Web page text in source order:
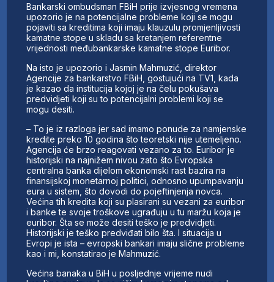
Bankarski ombudsman FBiH prije izvjesnog vremena
upozorio je na potencijalne probleme koji se mogu
pojaviti sa kreditima koji imaju klauzulu promjenljivosti
kamatne stope u skladu sa kretanjem referentne
vrijednosti međubankarske kamatne stope Euribor.
Na isto je upozorio i Jasmin Mahmuzić, direktor
Agencije za bankarstvo FBiH, gostujući na TV1, kada
je kazao da institucija kojoj je na čelu pokušava
predvidjeti koji su to potencijalni problemi koji se
mogu desiti.
– To je iz razloga jer sad imamo ponude za namjenske
kredite preko 10 godina što teoretski nije utemeljeno.
Agencija će brzo reagovati vezano za to. Euribor je
historijski na najnižem nivou zato što Evropska
centralna banka dijelom ekonomski rast bazira na
finansijskoj monetarnoj politici, odnosno upumpavanju
eura u sistem, što dovodi do pojeftinjenja novca.
Većina tih kredita koji su plasirani su vezani za euribor
i banke te svoje troškove ugrađuju u tu maržu koja je
euribor. Šta se može desiti teško je predvidjeti.
Historijski je teško predviđati bilo šta. I situacija u
Evropi je ista – evropski bankari imaju slične probleme
kao i mi, konstatirao je Mahmuzić.
Većina banaka u BiH u posljednje vrijeme nudi